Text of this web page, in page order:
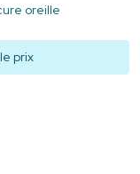
oreille
prix